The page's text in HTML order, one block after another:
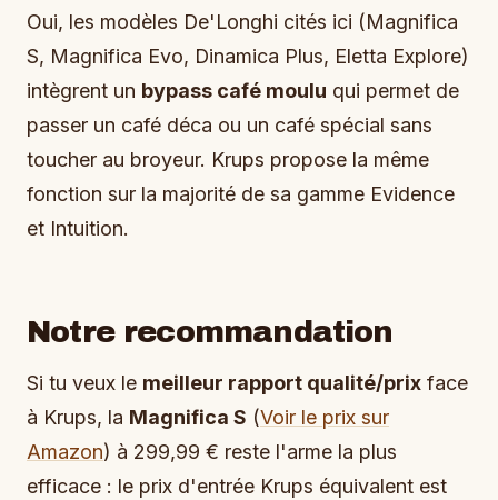
Oui, les modèles De'Longhi cités ici (Magnifica
S, Magnifica Evo, Dinamica Plus, Eletta Explore)
intègrent un bypass café moulu qui permet de
passer un café déca ou un café spécial sans
toucher au broyeur. Krups propose la même
fonction sur la majorité de sa gamme Evidence
et Intuition.
Notre recommandation
Si tu veux le meilleur rapport qualité/prix face
à Krups, la Magnifica S (Voir le prix sur
Amazon) à 299,99 € reste l'arme la plus
efficace : le prix d'entrée Krups équivalent est